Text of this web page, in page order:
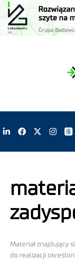
Materiał znajdujący
do realizacji